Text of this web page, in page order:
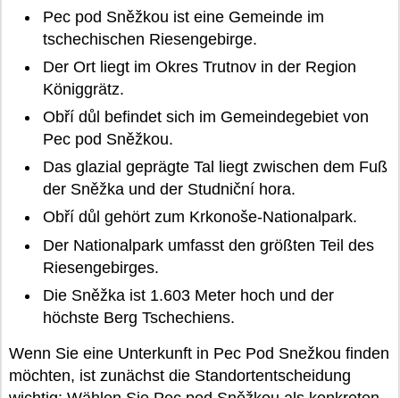
Pec pod Sněžkou ist eine Gemeinde im
tschechischen Riesengebirge.
Der Ort liegt im Okres Trutnov in der Region
Königgrätz.
Obří důl befindet sich im Gemeindegebiet von
Pec pod Sněžkou.
Das glazial geprägte Tal liegt zwischen dem Fuß
der Sněžka und der Studniční hora.
Obří důl gehört zum Krkonoše-Nationalpark.
Der Nationalpark umfasst den größten Teil des
Riesengebirges.
Die Sněžka ist 1.603 Meter hoch und der
höchste Berg Tschechiens.
Wenn Sie eine Unterkunft in Pec Pod Snežkou finden
möchten, ist zunächst die Standortentscheidung